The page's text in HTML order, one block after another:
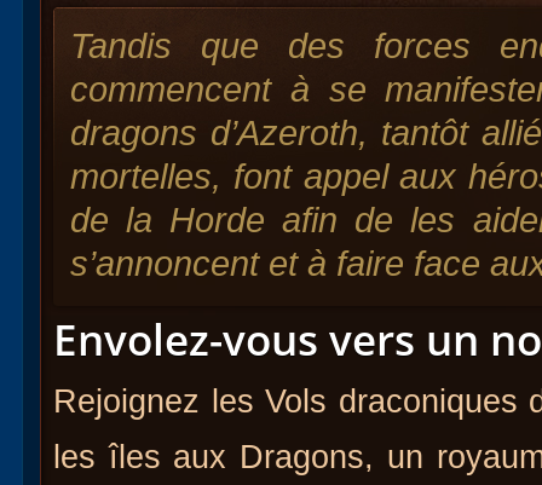
Tandis que des forces
commencent à se
dragons d’Azeroth, tantôt
mortelles, font appel aux
de la Horde afin de les
s’annoncent et à faire face
Envolez-vous vers un
Rejoignez les Vols draconiques
les îles aux Dragons, un